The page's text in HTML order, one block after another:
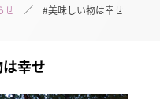
せ ／ #美味しい物は幸せ
幸せ